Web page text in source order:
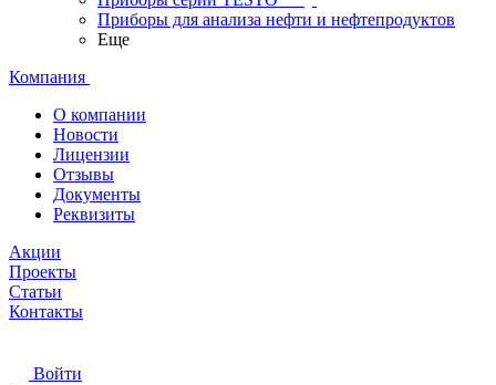
Приборы для анализа нефти и нефтепродуктов
Еще
Компания
О компании
Новости
Лицензии
Отзывы
Документы
Реквизиты
Акции
Проекты
Статьи
Контакты
Войти